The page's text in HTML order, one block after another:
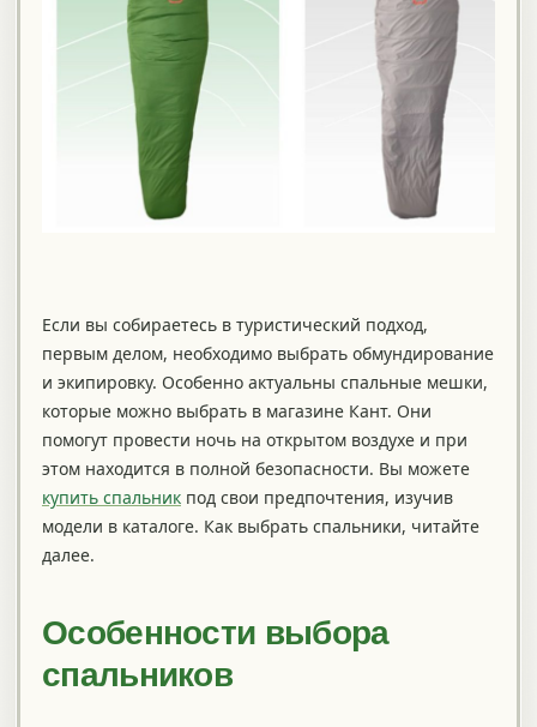
Если вы собираетесь в туристический подход,
первым делом, необходимо выбрать обмундирование
и экипировку. Особенно актуальны спальные мешки,
которые можно выбрать в магазине Кант. Они
помогут провести ночь на открытом воздухе и при
этом находится в полной безопасности. Вы можете
купить спальник под свои предпочтения, изучив
модели в каталоге. Как выбрать спальники, читайте
далее.
Особенности выбора
спальников